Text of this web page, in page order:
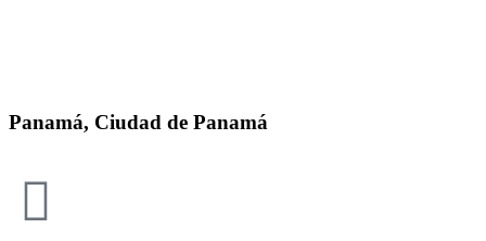
Panamá, Ciudad de Panamá